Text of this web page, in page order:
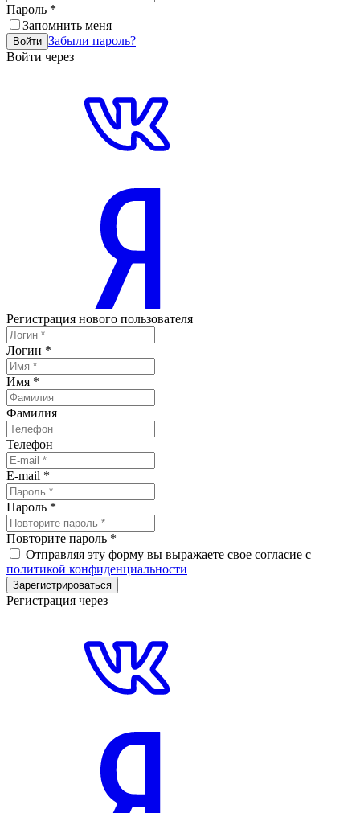
Пароль *
Запомнить меня
Войти Забыли пароль?
Войти через
Регистрация нового пользователя
Логин *
Имя *
Фамилия
Телефон
E-mail *
Пароль *
Повторите пароль *
Отправляя эту форму вы выражаете свое согласие с
политикой конфиденциальности
Зарегистрироваться
Регистрация через